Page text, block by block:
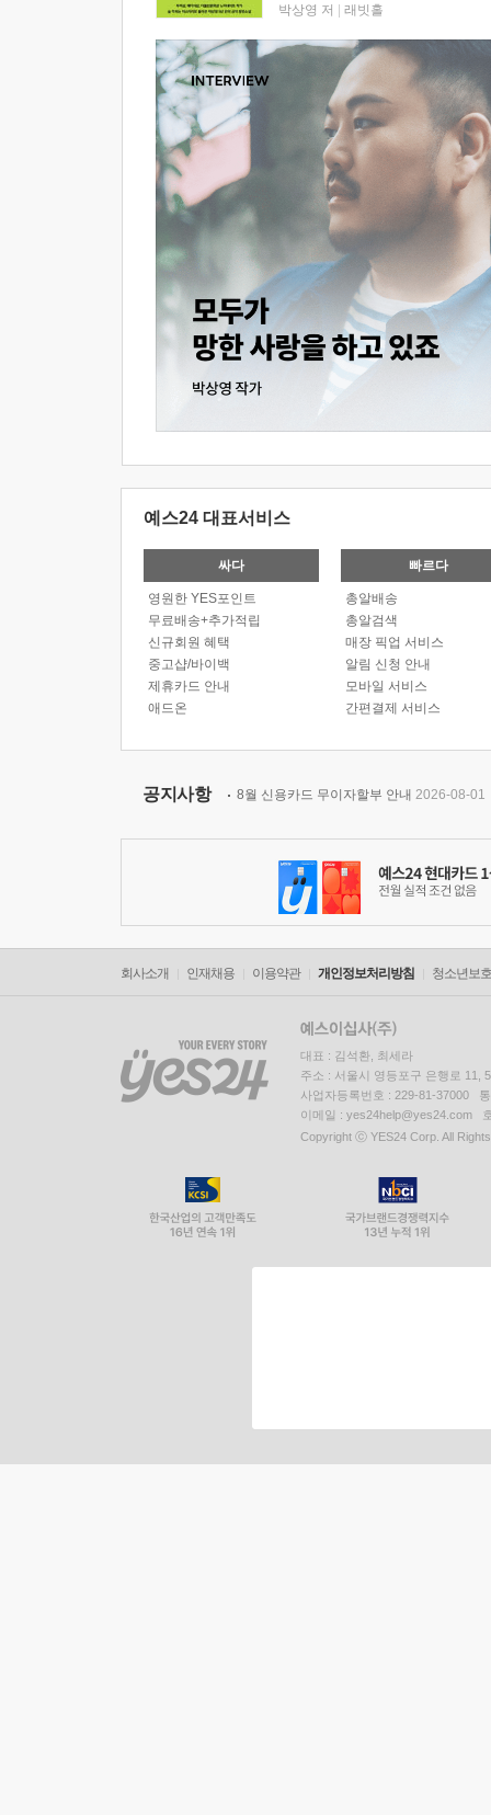
박상영 저 래빗홀
예스24 대표서비스
싸다
영원한 YES포인트
무료배송+추가적립
신규회원 혜택
중고샵/바이백
제휴카드 안내
애드온
빠르다
총알배송
총알검색
매장 픽업 서비스
알림 신청 안내
모바일 서비스
간편결제 서비스
공지사항 8월 신용카드 무이자할부 안내 2026-08-01
회사소개 인재채용 이용약관 개인정보처리방침 청소년보
대표 : 김석환, 최세라
주소 : 서울시 영등포구 은행로 11,
사업자등록번호 : 229-81-37000
이메일 : yes24help@yes24.com
Copyright ⓒ YES24 Corp. All